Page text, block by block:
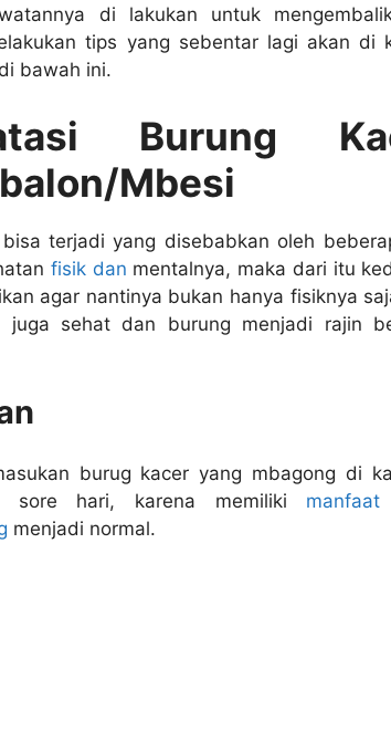
di lakukan untuk
tips yang sebentar lagi akan di
bawah ini.
Burung
Mbesi
terjadi yang disebabkan oleh
fisik dan mentalnya, maka dari itu
agar nantinya bukan hanya fisiknya
juga sehat dan burung menjadi rajin
burug kacer yang mbagong di
sore hari, karena memiliki
menjadi normal.